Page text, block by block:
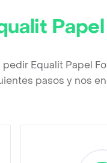
pedir Equalit Papel
pasos y nos